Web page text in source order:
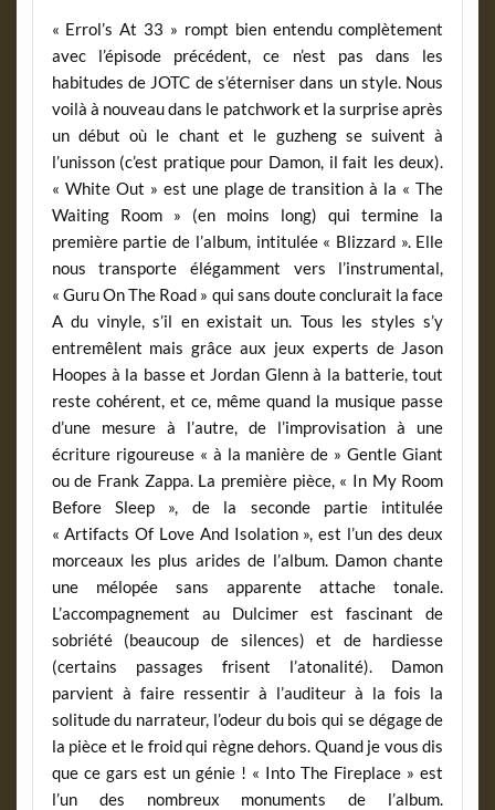
« Errol’s At 33 » rompt bien entendu complètement
avec l’épisode précédent, ce n’est pas dans les
habitudes de JOTC de s’éterniser dans un style. Nous
voilà à nouveau dans le patchwork et la surprise après
un début où le chant et le guzheng se suivent à
l’unisson (c’est pratique pour Damon, il fait les deux).
« White Out » est une plage de transition à la « The
Waiting Room » (en moins long) qui termine la
première partie de l’album, intitulée « Blizzard ». Elle
nous transporte élégamment vers l’instrumental,
« Guru On The Road » qui sans doute conclurait la face
A du vinyle, s’il en existait un. Tous les styles s’y
entremêlent mais grâce aux jeux experts de Jason
Hoopes à la basse et Jordan Glenn à la batterie, tout
reste cohérent, et ce, même quand la musique passe
d’une mesure à l’autre, de l’improvisation à une
écriture rigoureuse « à la manière de » Gentle Giant
ou de Frank Zappa. La première pièce, « In My Room
Before Sleep », de la seconde partie intitulée
« Artifacts Of Love And Isolation », est l’un des deux
morceaux les plus arides de l’album. Damon chante
une mélopée sans apparente attache tonale.
L’accompagnement au Dulcimer est fascinant de
sobriété (beaucoup de silences) et de hardiesse
(certains passages frisent l’atonalité). Damon
parvient à faire ressentir à l’auditeur à la fois la
solitude du narrateur, l’odeur du bois qui se dégage de
la pièce et le froid qui règne dehors. Quand je vous dis
que ce gars est un génie ! « Into The Fireplace » est
l’un des nombreux monuments de l’album.